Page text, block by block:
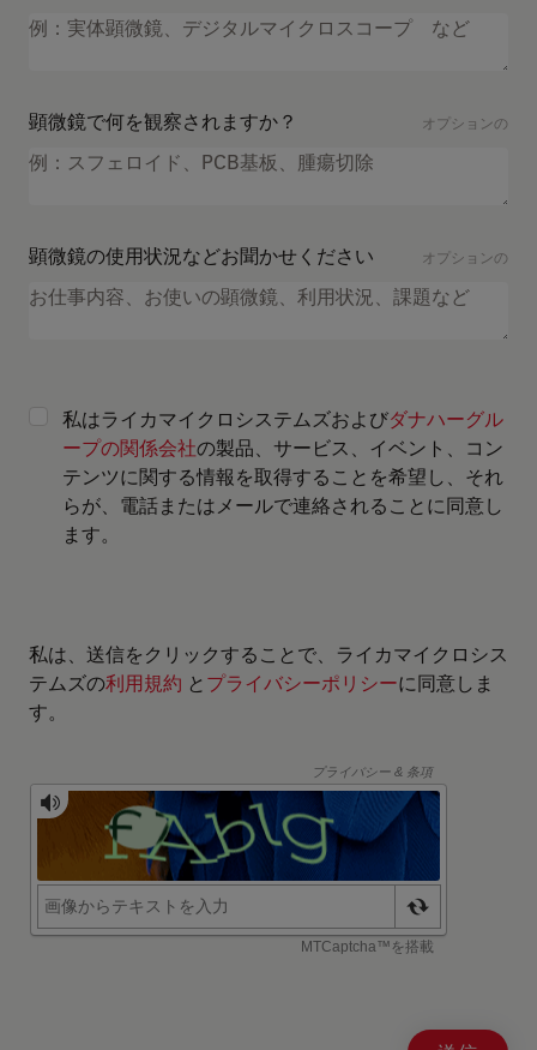
顕微鏡で何を観察されますか？ オプションの
顕微鏡の使用状況などお聞かせください オプションの
私はライカマイクロシステムズおよびダナハーグル
ープの関係会社の製品、サービス、イベント、コン
テンツに関する情報を取得することを希望し、それ
らが、電話またはメールで連絡されることに同意し
ます。
私は、送信をクリックすることで、ライカマイクロシス
テムズの利用規約 と プライバシーポリシーに同意しま
す。